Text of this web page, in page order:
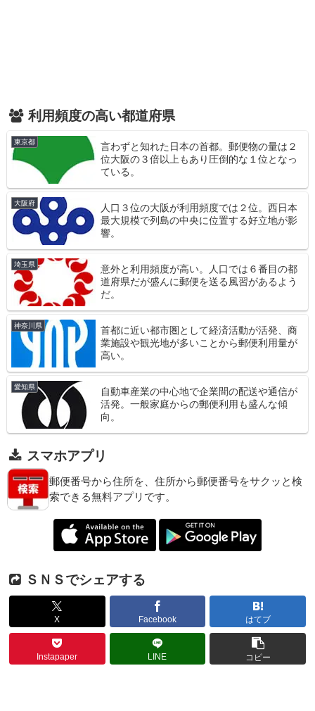
利用頻度の高い都道府県
東京都
言わずと知れた日本の首都。郵便物の量は２
位大阪の３倍以上もあり圧倒的な１位となっ
ている。
大阪府
人口３位の大阪が利用頻度では２位。西日本
最大規模で列島の中央に位置する好立地が影
響。
埼玉県
意外と利用頻度が高い。人口では６番目の都
道府県だが盛んに郵便を送る風習があるよう
だ。
神奈川県
首都に近い都市圏として経済活動が活発、商
業施設や観光地が多いことから郵便利用量が
高い。
愛知県
自動車産業の中心地で企業間の配送や通信が
活発。一般家庭からの郵便利用も盛んな傾
向。
スマホアプリ
郵便番号から住所を、住所から郵便番号をサクッと検
索できる無料アプリです。
ＳＮＳでシェアする
X Facebook はてブ
Instapaper LINE コピー